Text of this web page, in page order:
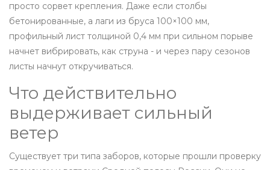
просто сорвет крепления. Даже если столбы
бетонированные, а лаги из бруса 100×100 мм,
профильный лист толщиной 0,4 мм при сильном порыве
начнет вибрировать, как струна - и через пару сезонов
листы начнут откручиваться.
Что действительно
выдерживает сильный
ветер
Существует три типа заборов, которые прошли проверку